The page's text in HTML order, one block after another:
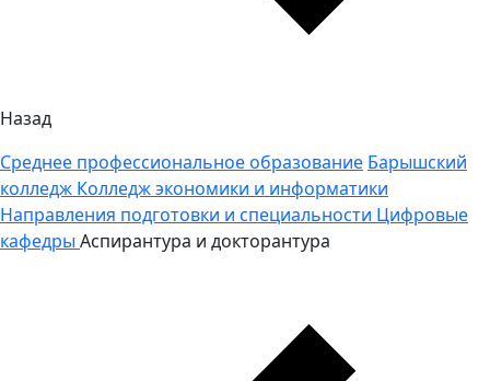
Назад
Среднее профессиональное образование Барышский
колледж Колледж экономики и информатики
Направления подготовки и специальности Цифровые
кафедры Аспирантура и докторантура